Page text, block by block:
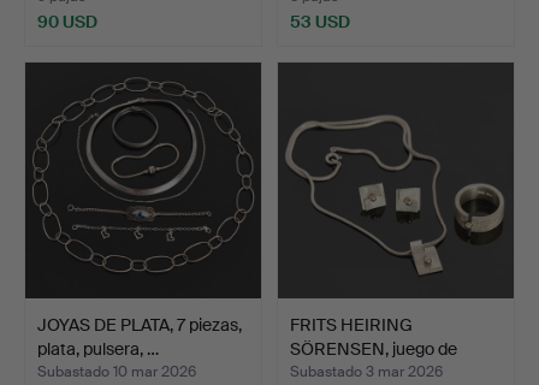
90 USD 53 USD
JOYAS DE PLATA, 7 piezas,
plata, pulsera, …
Subastado 10 mar 2026
FRITS HEIRING
SÖRENSEN, juego de
joyas, 1 …
Subastado 3 mar 2026